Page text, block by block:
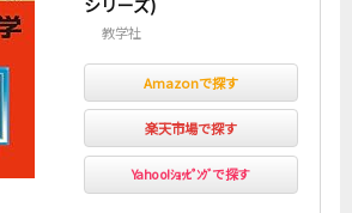
教学社
Amazonで探す
楽天市場で探す
Yahoo!ｼｮｯﾋﾟﾝｸﾞで探す